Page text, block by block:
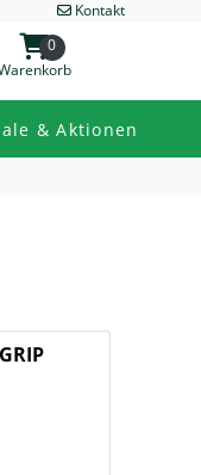
Kontakt
0
& Aktionen